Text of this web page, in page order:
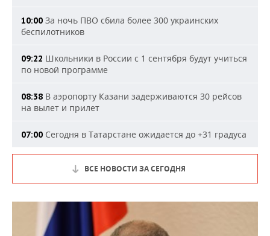
10:00 За ночь ПВО сбила более 300 украинских
беспилотников
09:22 Школьники в России с 1 сентября будут учиться
по новой программе
08:38 В аэропорту Казани задерживаются 30 рейсов
на вылет и прилет
07:00 Сегодня в Татарстане ожидается до +31 градуса
ВСЕ НОВОСТИ ЗА СЕГОДНЯ